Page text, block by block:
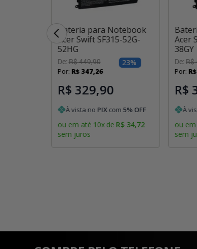
Bateria para Notebook
Acer Swift SF315-52G-
52HG
De:R$449,90 23%
Por: R$ 347,26
R$ 329,90
À vista no PIXcom 5% OFF
ou em até 10xde R$ 34,72
sem juros
Acer
38GY
De:R$
Por: R$
R$
À
ou
sem